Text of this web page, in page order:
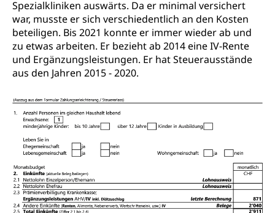
Spezialkliniken auswärts. Da er minimal versichert
war, musste er sich verschiedentlich an den Kosten
beteiligen. Bis 2021 konnte er immer wieder ab und
zu etwas arbeiten. Er bezieht ab 2014 eine IV-Rente
und Ergänzungsleistungen. Er hat Steuerausstände
aus den Jahren 2015 - 2020.